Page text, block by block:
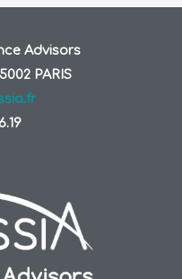
Advisors
PARIS